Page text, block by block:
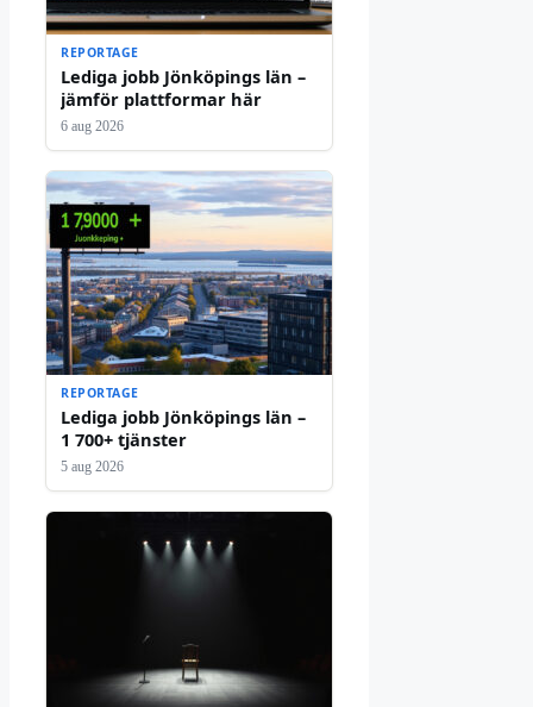
REPORTAGE
Lediga jobb Jönköpings län –
jämför plattformar här
6 aug 2026
REPORTAGE
Lediga jobb Jönköpings län –
1 700+ tjänster
5 aug 2026